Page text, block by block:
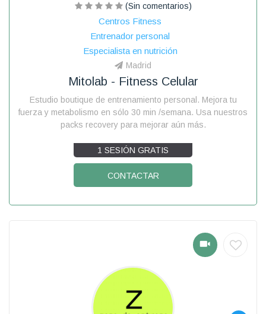
(Sin comentarios)
Centros Fitness
Entrenador personal
Especialista en nutrición
Madrid
Mitolab - Fitness Celular
Estudio boutique de entrenamiento personal. Mejora tu
fuerza y metabolismo en sólo 30 min /semana. Usa nuestros
packs recovery para mejorar aún más.
1 SESIÓN GRATIS
CONTACTAR